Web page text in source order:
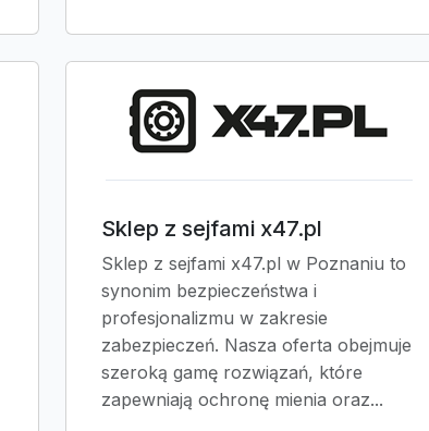
Sklep z sejfami x47.pl
Sklep z sejfami x47.pl w Poznaniu to
synonim bezpieczeństwa i
profesjonalizmu w zakresie
zabezpieczeń. Nasza oferta obejmuje
szeroką gamę rozwiązań, które
zapewniają ochronę mienia oraz...